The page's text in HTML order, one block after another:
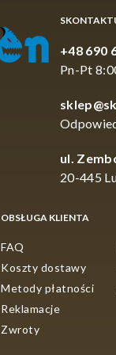
+48 690
Pn-Pt
ul.
20-445
OBSŁUGA KLIENTA
FAQ
Koszty dostawy
Metody płatności
Reklamacje
Zwroty